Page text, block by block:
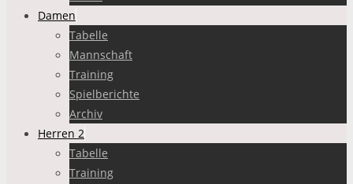
Damen
Tabelle
Mannschaft
Training
Spielberichte
Archiv
Herren 2
Tabelle
Training